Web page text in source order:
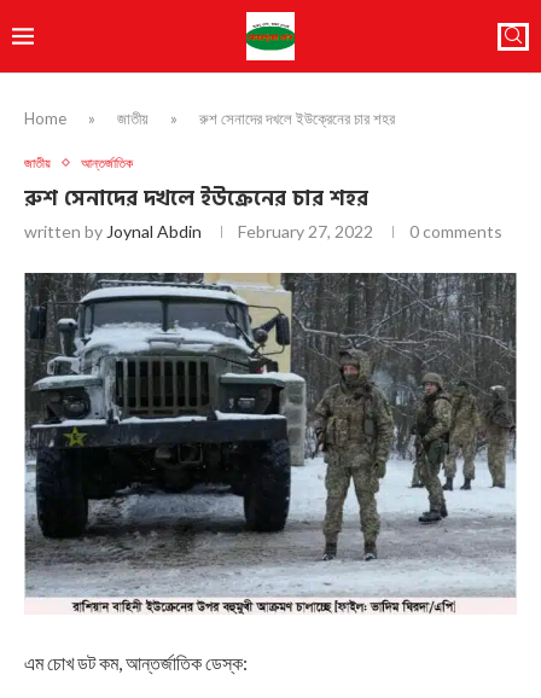
Home » জাতীয় » রুশ সেনাদের দখলে ইউক্রেনের চার শহর
জাতীয় আন্তর্জাতিক
রুশ সেনাদের দখলে ইউক্রেনের চার শহর
written by Joynal Abdin February 27, 2022 0 comments
এম চোখ ডট কম, আন্তর্জাতিক ডেস্ক: